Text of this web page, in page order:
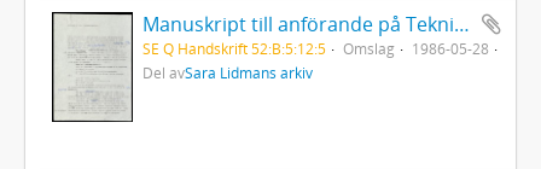
Manuskript till anförande på Tekniska högskolans konferens i Luleå
SE Q Handskrift 52:B:5:12:5 Omslag
1986-05-28
Del avSara Lidmans arkiv